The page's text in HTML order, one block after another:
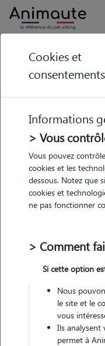
Animaute Centre-Val-de-
• 32 ans
Véhiculé
L'envoi
Cookies et
consentements
Informations
> Vous
Vous pouvez
cookies et les
dessous. Notez que
cookies et
ne pas fonctionner
> Comment
Si cette option
Nous
le site et le
vous
Ils analysent
permet à